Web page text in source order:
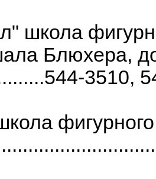
школа
Блюхера,
3510,